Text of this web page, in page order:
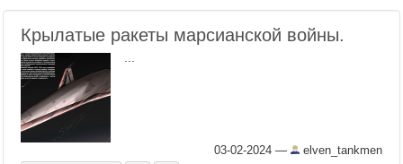
Крылатые ракеты марсианской войны.
03-02-2024 — elven_tankmen